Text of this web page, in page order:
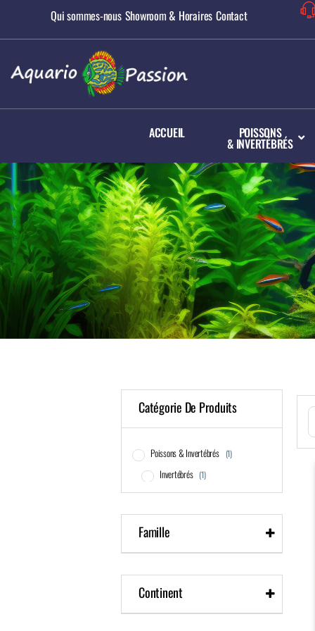
Qui sommes-nous Showroom & Horaires Contact
ACCUEIL POISSONS
& INVERTÉBRÉS
Catégorie De Produits
Poissons & Invertébrés (1)
Invertébrés (1)
Famille
Continent